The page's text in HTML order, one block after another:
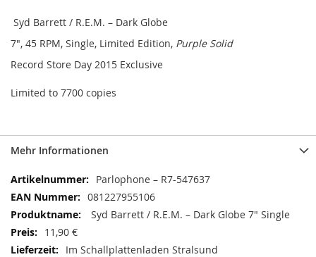
Syd Barrett / R.E.M. ‎– Dark Globe
7", 45 RPM, Single, Limited Edition, Purple Solid
Record Store Day 2015 Exclusive
Limited to 7700 copies
Mehr Informationen
Mehr
Informationen
Parlophone ‎– R7-547637
081227955106
Syd Barrett / R.E.M. ‎– Dark Globe 7" Single
11,90 €
Im Schallplattenladen Stralsund